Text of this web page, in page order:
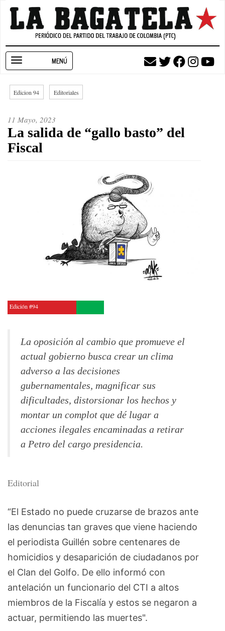
Pasar
contenido
navigation
Edicion 94 Editoriales
11 Mayo, 2023
La salida de “gallo basto” del
Fiscal
Edición #94
La oposición al cambio que promueve el
actual gobierno busca crear un clima
adverso a las decisiones
gubernamentales, magnificar sus
dificultades, distorsionar los hechos y
montar un complot que dé lugar a
acciones ilegales encaminadas a retirar
a Petro del cargo presidencia.
Editorial
“El Estado no puede cruzarse de brazos ante
las denuncias tan graves que viene haciendo
el periodista Guillén sobre centenares de
homicidios y desaparición de ciudadanos por
el Clan del Golfo. De ello informó con
antelación un funcionario del CTI a altos
miembros de la Fiscalía y estos se negaron a
actuar, permitiendo las muertes".